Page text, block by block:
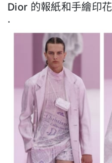
Dior 的報紙和手繪印花
.